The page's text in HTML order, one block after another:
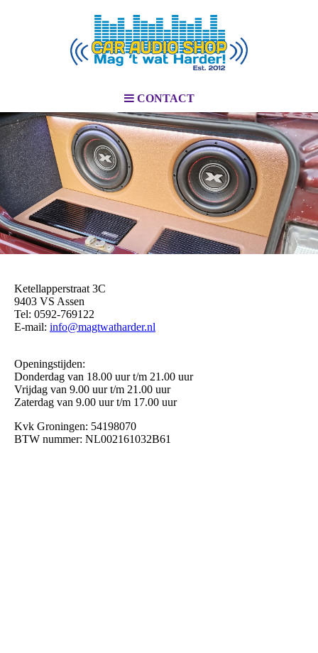
CONTACT
Ketellapperstraat 3C
9403 VS Assen
Tel: 0592-769122
E-mail: info@magtwatharder.nl
Openingstijden:
Donderdag van 18.00 uur t/m 21.00 uur
Vrijdag van 9.00 uur t/m 21.00 uur
Zaterdag van 9.00 uur t/m 17.00 uur
Kvk Groningen: 54198070
BTW nummer: NL002161032B61